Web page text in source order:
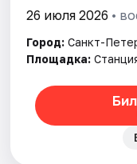
26 июля 2026 •
Город: Санкт-
Площадка: